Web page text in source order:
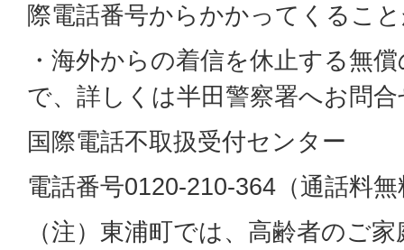
際電話番号からかかってくるこ
・海外からの着信を休止する無
で、詳しくは半田警察署へお問
国際電話不取扱受付センター
電話番号0120-210-364（通話料無
（注）東浦町では、高齢者のご